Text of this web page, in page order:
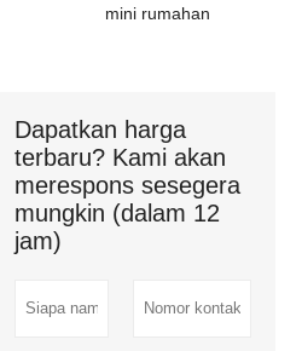
mini rumahan
Dapatkan harga
terbaru? Kami akan
merespons sesegera
mungkin (dalam 12
jam)